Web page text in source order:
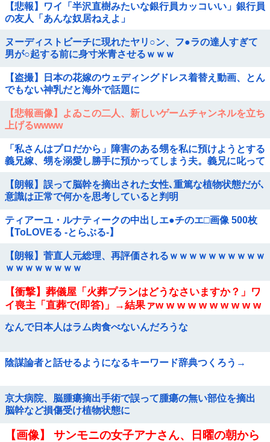
【悲報】ワイ「半沢直樹みたいな銀行員カッコいい」銀行員
の友人「あんな奴居ねえよ」
ヌーディストビーチに現れたヤリ○ン、フ●ラの達人すぎて
男が○起する前に身寸米青させるｗｗｗ
【盗撮】日本の花嫁のウェディングドレス着替え動画、とん
でもない神乳だと海外で話題に
【悲報画像】よゐこの二人、新しいゲームチャンネルを立ち
上げるwwww
「私さんはプロだから」障害のある甥を私に預けようとする
義兄嫁、甥を溺愛し勝手に預かってしまう夫。義兄に叱って
な」だって
【朗報】誤って脳幹を摘出された女性､重篤な植物状態だが､
意識は正常で何かを思考していると判明
ティアーユ・ルナティークの中出しエ●チのエ□画像 500枚
【ToLOVEる -とらぶる-】
【朗報】菅直人元総理、再評価されるｗｗｗｗｗｗｗｗｗｗ
ｗｗｗｗｗｗｗｗ
【衝撃】葬儀屋「火葬プランはどうなさいますか？」ワ
イ喪主「直葬で(即答)」→結果ァw w w w w w w w w w
なんで日本人はラム肉食べないんだろうな
陰謀論者と話せるようになるキーワード辞典つくろう→
京大病院、脳腫瘍摘出手術で誤って腫瘍の無い部位を摘出
脳幹など損傷受け植物状態に
【画像】 サンモニの女子アナさん、日曜の朝から